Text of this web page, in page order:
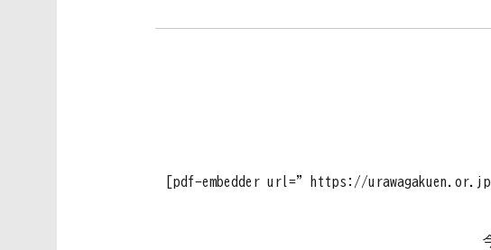
[pdf-embedder url=”https://